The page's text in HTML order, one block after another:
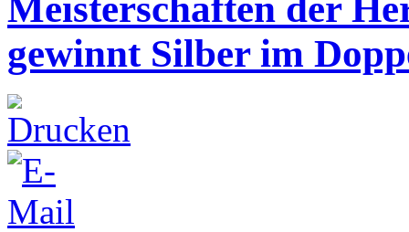
Meisterschaften der
gewinnt Silber im